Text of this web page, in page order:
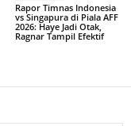
Rapor Timnas Indonesia
vs Singapura di Piala AFF
2026: Haye Jadi Otak,
Ragnar Tampil Efektif